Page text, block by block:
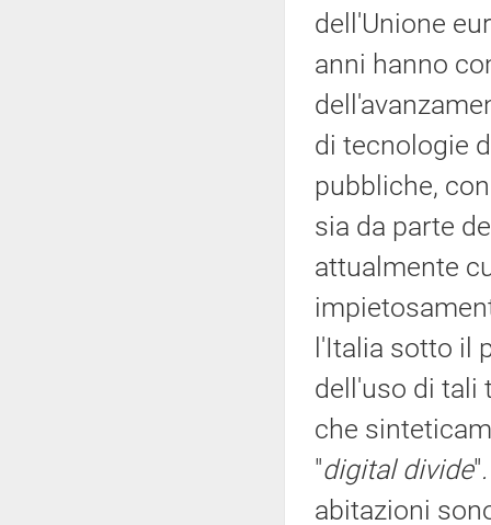
dell'Unione
anni hanno
di tecnologie
pubbliche,
sia da parte
attualmente
l'Italia sotto il
dell'uso di tali
che
"digital divide".
abitazioni